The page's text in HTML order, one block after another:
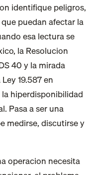
identifique peligros,
puedan afectar la
esa lectura se
la Resolucion
40 y la mirada
19.587 en
hiperdisponibilidad
Pasa a ser una
medirse, discutirse y
operacion necesita